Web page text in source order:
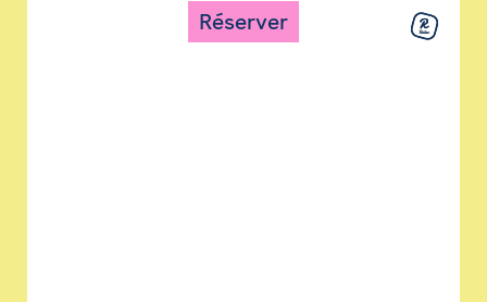
Réserver